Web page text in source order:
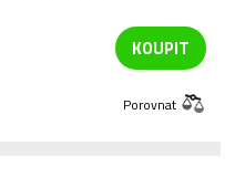
KOUPIT
Porovnat